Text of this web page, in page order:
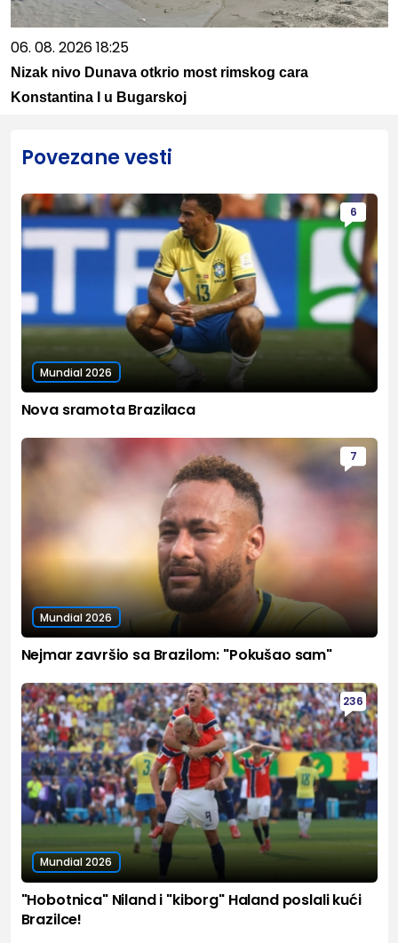
06. 08. 2026 18:25
Nizak nivo Dunava otkrio most rimskog cara
Konstantina I u Bugarskoj
Povezane vesti
6
Mundial 2026
Nova sramota Brazilaca
7
Mundial 2026
Nejmar završio sa Brazilom: "Pokušao sam"
236
Mundial 2026
"Hobotnica" Niland i "kiborg" Haland poslali kući
Brazilce!